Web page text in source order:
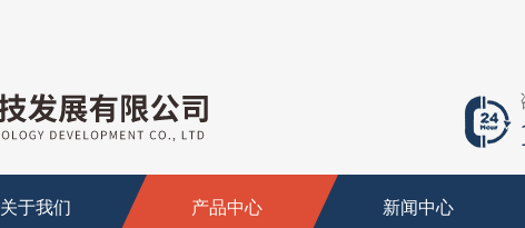
关于我们 产品中心 新闻中心